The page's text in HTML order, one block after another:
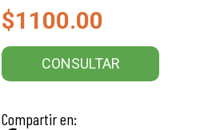
$1100.00
CONSULTAR
Compartir en: